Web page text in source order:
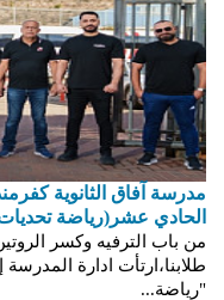
مدرسة آفاق الثانوية
الحادي عشر(رياضة
من باب الترفيه وكسر
طلابنا،ارتأت ادارة
"رياضة...